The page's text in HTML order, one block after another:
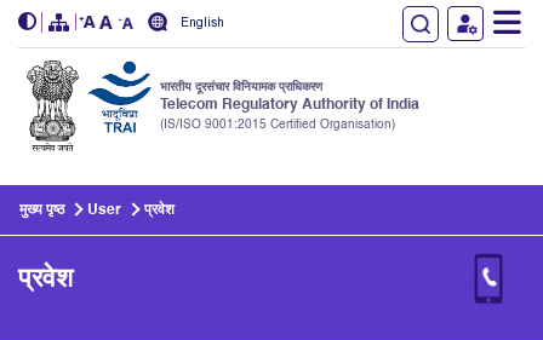
English
भारतीय दूरसंचार विनियामक प्राधिकरण
Telecom Regulatory Authority of India
(IS/ISO 9001:2015 Certified Organisation)
मुख्य पृष्ठ User प्रवेश
प्रवेश